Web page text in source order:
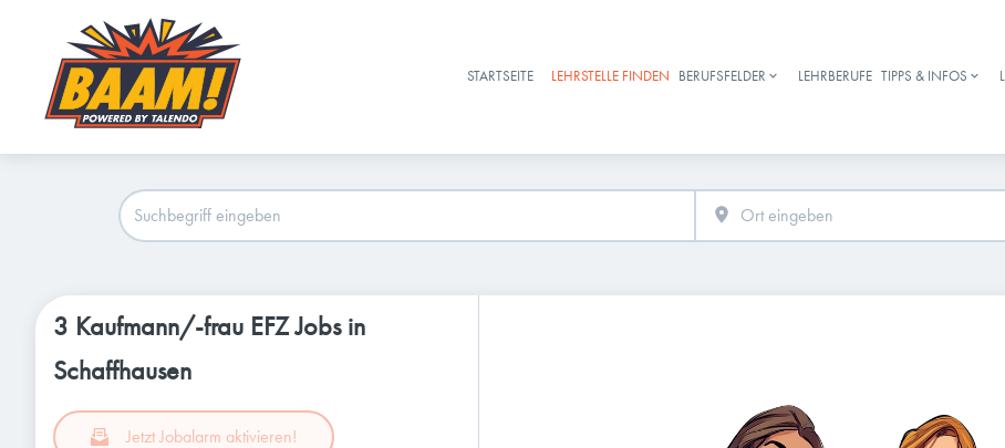
Haupt-Navigation
STARTSEITE LEHRSTELLE FINDEN BERUFSFELDER LEHRBERUFE TIPPS & INFOS
3 Kaufmann/-frau EFZ Jobs in
Schaffhausen
Jetzt Jobalarm aktivieren!